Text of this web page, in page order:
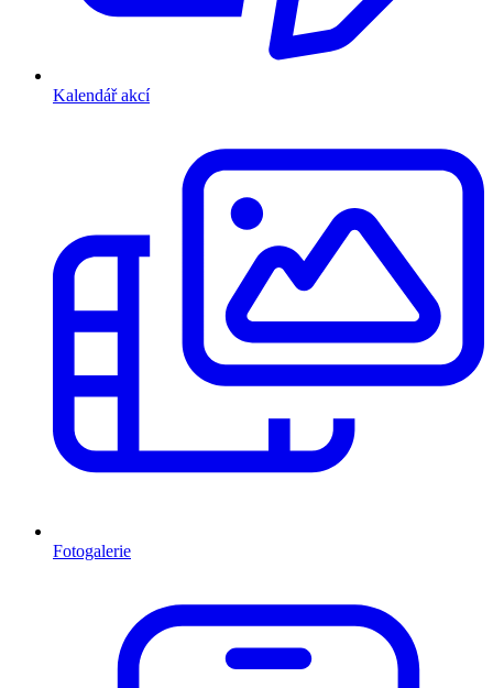
Kalendář akcí
Fotogalerie